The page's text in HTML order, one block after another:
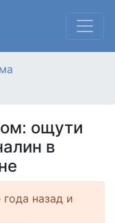
ощути
в
назад и